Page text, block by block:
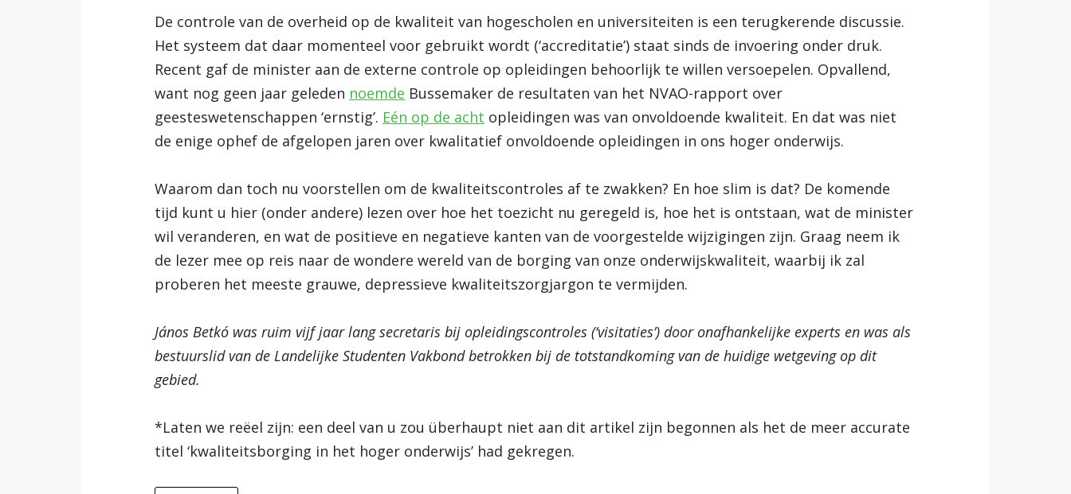
De controle van de overheid op de kwaliteit van hogescholen en universiteiten is een terugkerende discussie.
Het systeem dat daar momenteel voor gebruikt wordt (‘accreditatie’) staat sinds de invoering onder druk.
Recent gaf de minister aan de externe controle op opleidingen behoorlijk te willen versoepelen. Opvallend,
want nog geen jaar geleden noemde Bussemaker de resultaten van het NVAO-rapport over
geesteswetenschappen ‘ernstig’. Eén op de acht opleidingen was van onvoldoende kwaliteit. En dat was niet
de enige ophef de afgelopen jaren over kwalitatief onvoldoende opleidingen in ons hoger onderwijs.
Waarom dan toch nu voorstellen om de kwaliteitscontroles af te zwakken? En hoe slim is dat? De komende
tijd kunt u hier (onder andere) lezen over hoe het toezicht nu geregeld is, hoe het is ontstaan, wat de minister
wil veranderen, en wat de positieve en negatieve kanten van de voorgestelde wijzigingen zijn. Graag neem ik
de lezer mee op reis naar de wondere wereld van de borging van onze onderwijskwaliteit, waarbij ik zal
proberen het meeste grauwe, depressieve kwaliteitszorgjargon te vermijden.
János Betkó was ruim vijf jaar lang secretaris bij opleidingscontroles (‘visitaties’) door onafhankelijke experts en was als
bestuurslid van de Landelijke Studenten Vakbond betrokken bij de totstandkoming van de huidige wetgeving op dit
gebied.
*Laten we reëel zijn: een deel van u zou überhaupt niet aan dit artikel zijn begonnen als het de meer accurate
titel ‘kwaliteitsborging in het hoger onderwijs’ had gekregen.